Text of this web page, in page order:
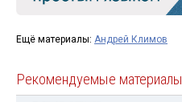
Ещё материалы: Андрей Климов
Рекомендуемые материалы